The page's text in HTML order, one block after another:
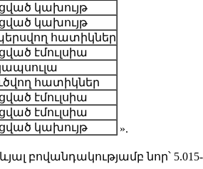
կախույթ
կախույթ
հատիկներ
էմուլսիա
հատիկներ
էմուլսիա
էմուլսիա
կախույթ ».
բովանդակությամբ նոր՝